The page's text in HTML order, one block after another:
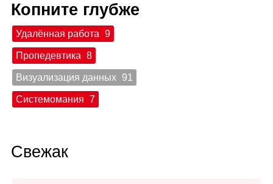
Копните глубже
Удалённая работа 9
Пропедевтика 8
Визуализация данных 91
Системомания 7
Свежак